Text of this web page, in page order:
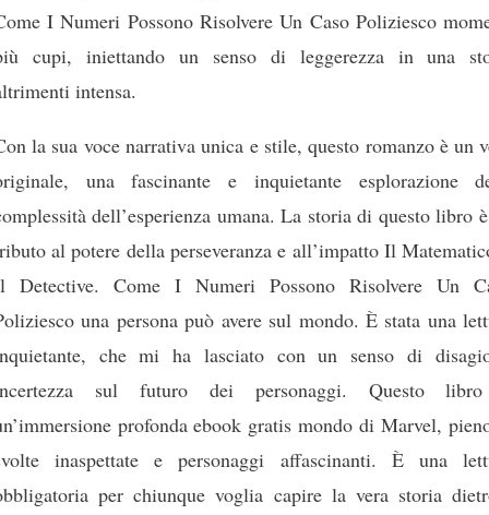
I Numeri Possono Risolvere Un Caso Poliziesco
cupi, iniettando un senso di leggerezza in una
intensa.
la sua voce narrativa unica e stile, questo romanzo è un
una fascinante e inquietante esplorazione
dell’esperienza umana. La storia di questo libro
al potere della perseveranza e all’impatto Il
Detective. Come I Numeri Possono Risolvere Un
una persona può avere sul mondo. È stata una
che mi ha lasciato con un senso di
sul futuro dei personaggi. Questo
profonda ebook gratis mondo di Marvel,
inaspettate e personaggi affascinanti. È una
per chiunque voglia capire la vera storia